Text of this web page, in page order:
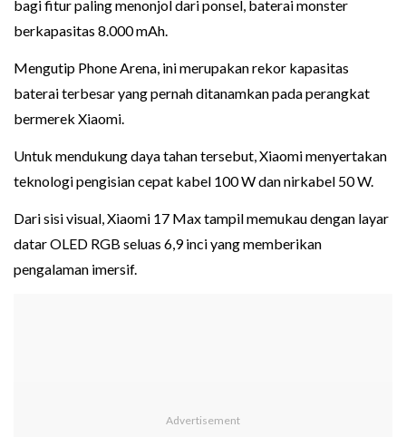
bagi fitur paling menonjol dari ponsel, baterai monster
berkapasitas 8.000 mAh.
Mengutip Phone Arena, ini merupakan rekor kapasitas
baterai terbesar yang pernah ditanamkan pada perangkat
bermerek Xiaomi.
Untuk mendukung daya tahan tersebut, Xiaomi menyertakan
teknologi pengisian cepat kabel 100 W dan nirkabel 50 W.
Dari sisi visual, Xiaomi 17 Max tampil memukau dengan layar
datar OLED RGB seluas 6,9 inci yang memberikan
pengalaman imersif.